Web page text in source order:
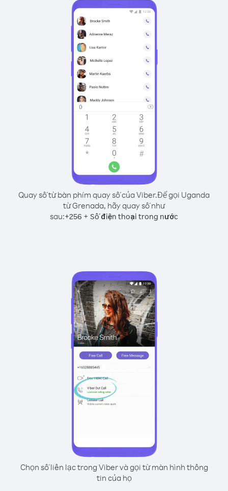
Quay số từ bàn phím quay số của Viber.Để gọi Uganda
từ Grenada, hãy quay số như
sau:+256 + Số điện thoại trong nước
Chọn số liên lạc trong Viber và gọi từ màn hình thông
tin của họ